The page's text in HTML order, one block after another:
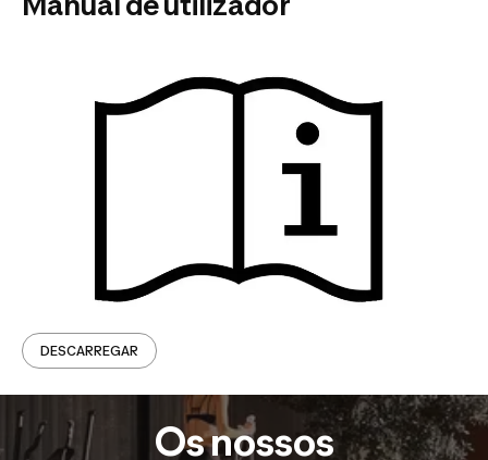
DESCARREGAR
Os nossos